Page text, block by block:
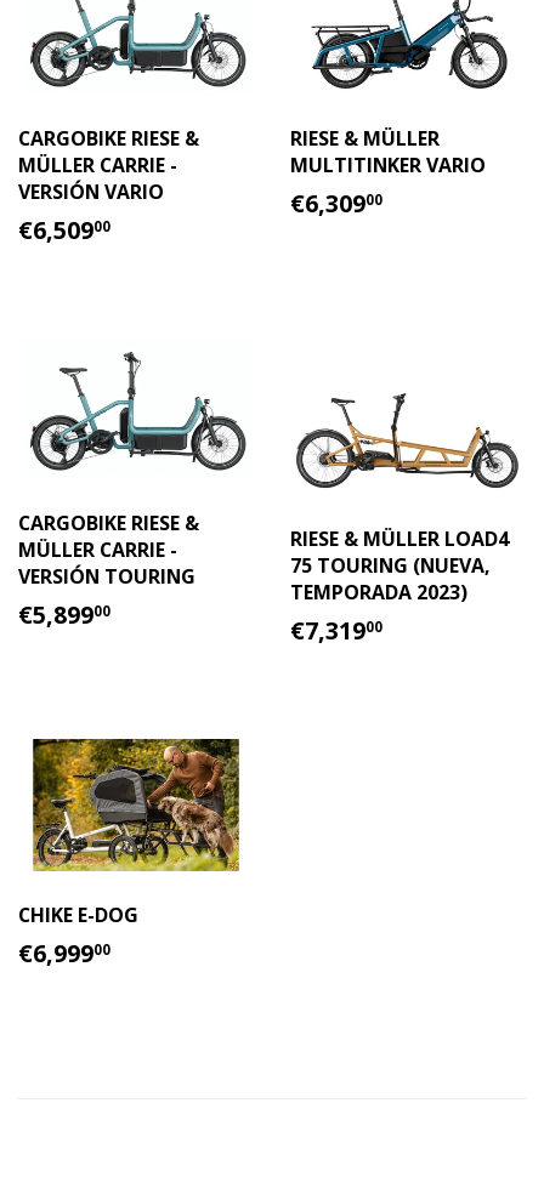
CARGOBIKE RIESE &
MÜLLER CARRIE -
VERSIÓN VARIO
PRECIO
HABITUAL
€6,50900
RIESE & MÜLLER
MULTITINKER VARIO
PRECIO
HABITUAL
€6,30900
CARGOBIKE RIESE &
MÜLLER CARRIE -
VERSIÓN TOURING
PRECIO
HABITUAL
€5,89900
RIESE & MÜLLER LOAD4
75 TOURING (NUEVA,
TEMPORADA 2023)
PRECIO
HABITUAL
€7,31900
CHIKE E-DOG
PRECIO
HABITUAL
€6,99900